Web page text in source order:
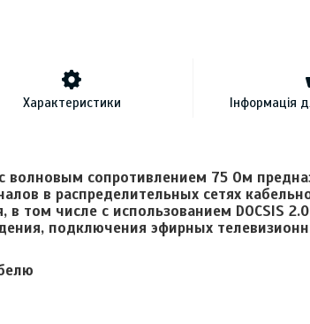
Характеристики Інформація
волновым сопротивлением 75 Ом
в распределительных сетях
том числе с использованием DOCSIS 2.0
подключения эфирных